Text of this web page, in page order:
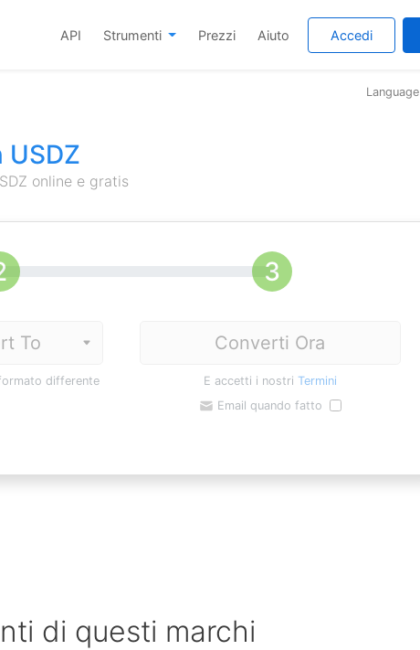
API Strumenti Prezzi Aiuto Accedi
Language
USDZ
online e gratis
differente
Converti Ora
E accetti i nostri Termini
Email quando fatto
di questi marchi